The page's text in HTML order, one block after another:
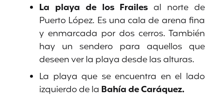
La playa de los Frailesal norte de
Puerto López. Es una cala de arena fina
y enmarcada por dos cerros. También
hay un sendero para aquellos que
deseen ver la playa desde las alturas.
La playa que se encuentra en el lado
izquierdo de la Bahía de Caráquez.